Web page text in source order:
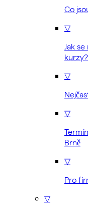
Co
▽
Jak
kurzy?
▽
▽
Brně
▽
Pro
▽